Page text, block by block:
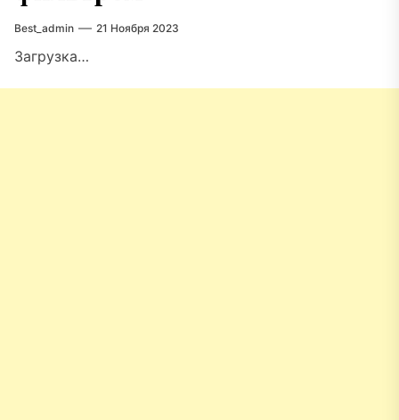
Best_admin 21 Ноября 2023
Загрузка…